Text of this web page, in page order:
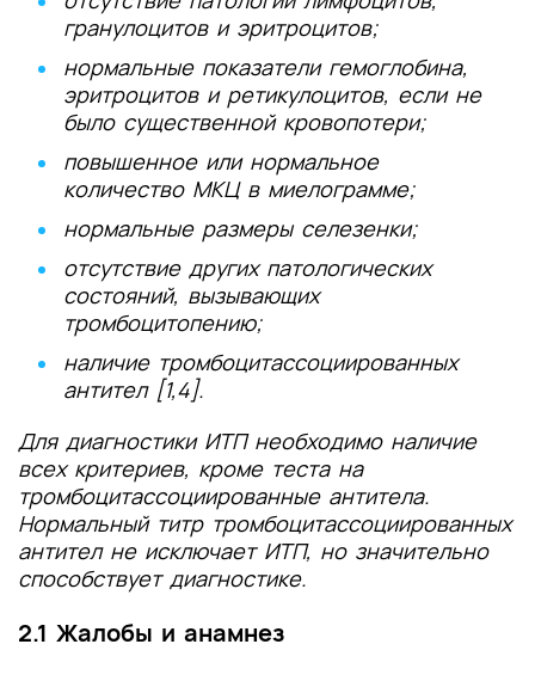
гранулоцитов и эритроцитов;
нормальные показатели гемоглобина,
эритроцитов и ретикулоцитов, если не
было существенной кровопотери;
повышенное или нормальное
количество МКЦ в миелограмме;
нормальные размеры селезенки;
отсутствие других патологических
состояний, вызывающих
тромбоцитопению;
наличие тромбоцитассоциированных
антител [1,4].
Для диагностики ИТП необходимо наличие
всех критериев, кроме теста на
тромбоцитассоциированные антитела.
Нормальный титр тромбоцитассоциированных
антител не исключает ИТП, но значительно
способствует диагностике.
2.1 Жалобы и анамнез